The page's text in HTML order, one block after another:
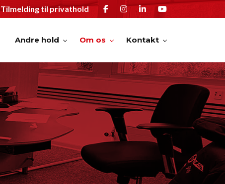
Tilmelding til privathold
Andre hold Om os Kontakt